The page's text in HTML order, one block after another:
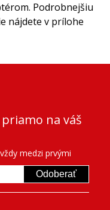
Podrobnejšiu
nájdete v prílohe
na váš
medzi prvými
Odoberať